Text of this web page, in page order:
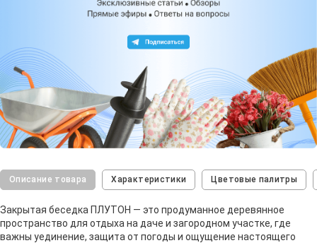
Описание товара Характеристики Цветовые палитры
Закрытая беседка ПЛУТОН — это продуманное деревянное
пространство для отдыха на даче и загородном участке, где
важны уединение, защита от погоды и ощущение настоящего